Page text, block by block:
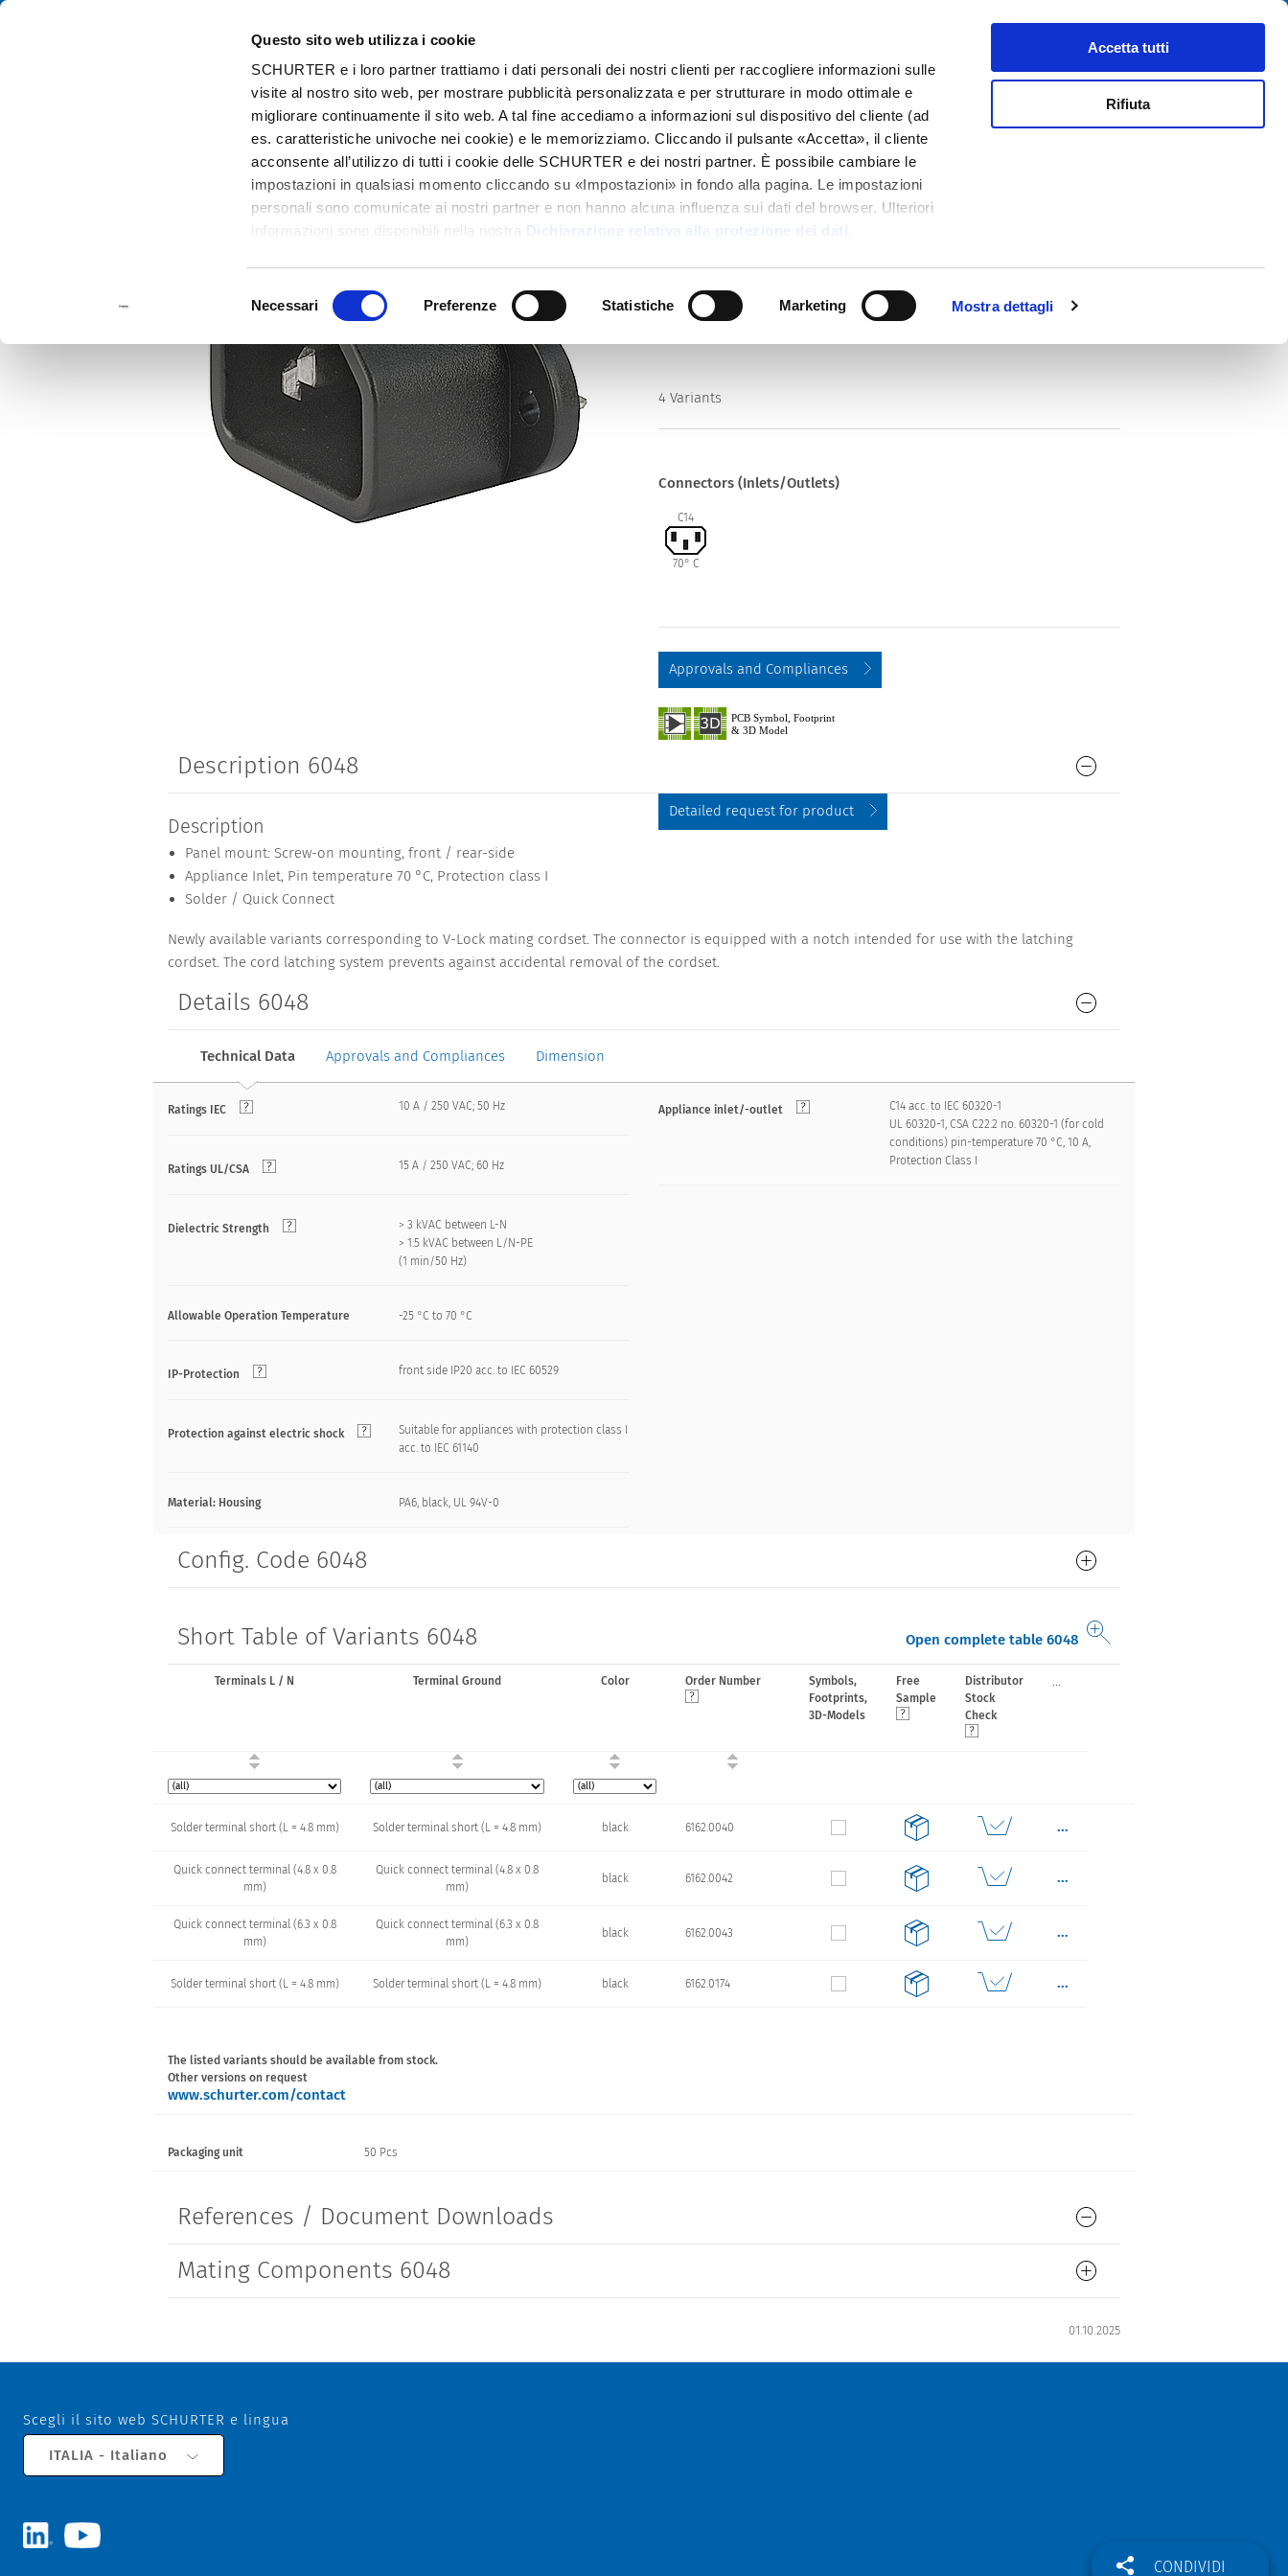
Questo sito web utilizza i cookie
SCHURTER e i loro partner trattiamo i dati personali dei nostri clienti per raccogliere informazioni sulle
visite al nostro sito web, per mostrare pubblicità personalizzata e per strutturare in modo ottimale e
migliorare continuamente il sito web. A tal fine accediamo a informazioni sul dispositivo del cliente (ad
es. caratteristiche univoche nei cookie) e le memorizziamo. Cliccando il pulsante «Accetta», il cliente
acconsente all’utilizzo di tutti i cookie delle SCHURTER e dei nostri partner. È possibile cambiare le
impostazioni in qualsiasi momento cliccando su «Impostazioni» in fondo alla pagina. Le impostazioni
personali sono comunicate ai nostri partner e non hanno alcuna influenza sui dati del browser. Ulteriori
informazioni sono disponibili nella nostra Dichiarazione relativa alla protezione dei dati
del
Necessari Preferenze Statistiche Marketing Mostra dettagli
Accetta tutti
Rifiuta
Catalogo Contatti
Series
6048
IEC Appliance Inlet C14, Screw-on Mounting, Front or Rear Side, Solder
4 Variants
Connectors (Inlets/Outlets)
C14
70° C
Approvals and Compliances
Description 6048
Description
Panel mount: Screw-on mounting, front / rear-side
Appliance Inlet, Pin temperature 70 °C, Protection class I
Solder / Quick Connect
Detailed request for product
Newly available variants corresponding to V-Lock mating cordset. The connector is equipped with a notch intended for use with the latching
cordset. The cord latching system prevents against accidental removal of the cordset.
Details 6048
Technical Data Approvals and Compliances Dimension
Ratings IEC 10 A / 250 VAC; 50 Hz
Ratings UL/CSA 15 A / 250 VAC; 60 Hz
Dielectric Strength
> 3 kVAC between L-N
> 1.5 kVAC between L/N-PE
(1 min/50 Hz)
Allowable Operation Temperature -25 °C to 70 °C
IP-Protection front side IP20 acc. to IEC 60529
Protection against electric shock
Suitable for appliances with protection class I
acc. to IEC 61140
Material: Housing PA6, black, UL 94V-0
Appliance inlet/-outlet
C14 acc. to IEC 60320-1
UL 60320-1, CSA C22.2 no. 60320-1 (for cold
conditions) pin-temperature 70 °C, 10 A,
Protection Class I
Config. Code 6048
Short Table of Variants 6048 Open complete table 6048
Terminals L / N Terminal Ground Color Order Number
Symbols,
Footprints,
3D-Models
Free
Sample
Distributor
Stock
Check
...
Solder terminal short (L = 4.8 mm) Solder terminal short (L = 4.8 mm) black 6162.0040 ...
Quick connect terminal (4.8 x 0.8
mm)
Quick connect terminal (4.8 x 0.8
mm)
black 6162.0042 ...
Quick connect terminal (6.3 x 0.8
mm)
Quick connect terminal (6.3 x 0.8
mm)
black 6162.0043 ...
Solder terminal short (L = 4.8 mm) Solder terminal short (L = 4.8 mm) black 6162.0174 ...
The listed variants should be available from stock.
Other versions on request
www.schurter.com/contact
Packaging unit 50 Pcs
References / Document Downloads
Mating Components 6048
01.10.2025
CONDIVIDI
Scegli il sito web SCHURTER e lingua
ITALIA - Italiano